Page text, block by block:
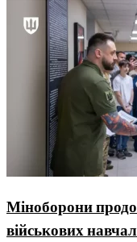
Міноборони
військових